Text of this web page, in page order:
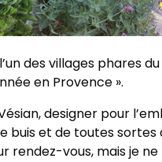
des villages phares
en Provence ».
designer pour
buis et de toutes sortes
rendez-vous, mais je